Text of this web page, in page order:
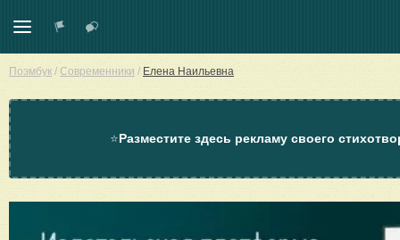
Поэмбук / Современники / Елена Наильевна
⭐Разместите здесь рекламу своего